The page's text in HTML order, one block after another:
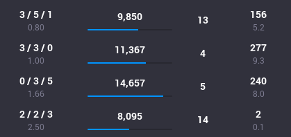
3 / 5 / 1
0.80
9,850 13 156
5.2
3 / 3 / 0
1.00
11,367 4 277
9.3
0 / 3 / 5
1.66
14,657 5 240
8.0
2 / 2 / 3
2.50
8,095 14 2
0.1